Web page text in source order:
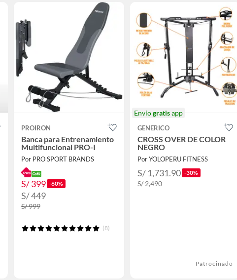
PROIRON
Banca para Entrenamiento
Multifuncional PRO-I
Por PRO SPORT BRANDS
S/ 399 -60%
S/ 449
S/ 999
(8)
Envíogratisapp
GENERICO
CROSS OVER DE COLOR
NEGRO
Por YOLOPERU FITNESS
S/ 1,731.90 -30%
S/ 2,490
Patrocinado